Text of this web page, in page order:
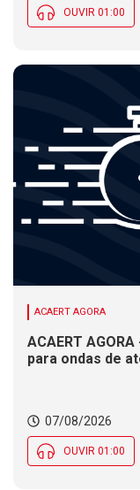
OUVIR 01:00
ACAERT AGORA
ACAERT
para ondas de
07/08/2026
OUVIR 01:00